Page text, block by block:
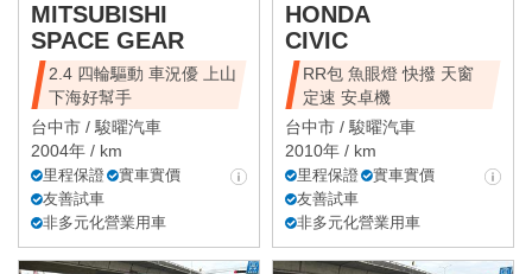
MITSUBISHI
SPACE GEAR
2.4 四輪驅動 車況優 上山
下海好幫手
台中市 /駿曜汽車
2004年 / km
里程保證
實車實價
友善試車
非多元化營業用車
HONDA
CIVIC
RR包 魚眼燈 快撥 天窗
定速 安卓機
台中市 /駿曜汽車
2010年 / km
里程保證
實車實價
友善試車
非多元化營業用車